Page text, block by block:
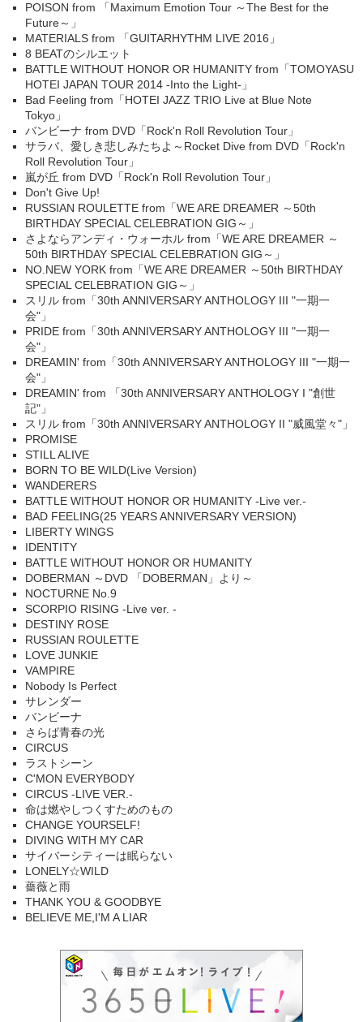
POISON from 「Maximum Emotion Tour ～The Best for the
Future～」
MATERIALS from 「GUITARHYTHM LIVE 2016」
8 BEATのシルエット
BATTLE WITHOUT HONOR OR HUMANITY from「TOMOYASU
HOTEI JAPAN TOUR 2014 -Into the Light-」
Bad Feeling from「HOTEI JAZZ TRIO Live at Blue Note
Tokyo」
バンビーナ from DVD「Rock'n Roll Revolution Tour」
サラバ、愛しき悲しみたちよ～Rocket Dive from DVD「Rock'n
Roll Revolution Tour」
嵐が丘 from DVD「Rock'n Roll Revolution Tour」
Don't Give Up!
RUSSIAN ROULETTE from「WE ARE DREAMER ～50th
BIRTHDAY SPECIAL CELEBRATION GIG～」
さよならアンディ・ウォーホル from「WE ARE DREAMER ～
50th BIRTHDAY SPECIAL CELEBRATION GIG～」
NO.NEW YORK from「WE ARE DREAMER ～50th BIRTHDAY
SPECIAL CELEBRATION GIG～」
スリル from「30th ANNIVERSARY ANTHOLOGY III "一期一
会"」
PRIDE from「30th ANNIVERSARY ANTHOLOGY III "一期一
会"」
DREAMIN' from「30th ANNIVERSARY ANTHOLOGY III "一期一
会"」
DREAMIN' from 「30th ANNIVERSARY ANTHOLOGY I "創世
記"」
スリル from「30th ANNIVERSARY ANTHOLOGY II "威風堂々"」
PROMISE
STILL ALIVE
BORN TO BE WILD(Live Version)
WANDERERS
BATTLE WITHOUT HONOR OR HUMANITY -Live ver.-
BAD FEELING(25 YEARS ANNIVERSARY VERSION)
LIBERTY WINGS
IDENTITY
BATTLE WITHOUT HONOR OR HUMANITY
DOBERMAN ～DVD 「DOBERMAN」より～
NOCTURNE No.9
SCORPIO RISING -Live ver. -
DESTINY ROSE
RUSSIAN ROULETTE
LOVE JUNKIE
VAMPIRE
Nobody Is Perfect
サレンダー
バンビーナ
さらば青春の光
CIRCUS
ラストシーン
C'MON EVERYBODY
CIRCUS -LIVE VER.-
命は燃やしつくすためのもの
CHANGE YOURSELF!
DIVING WITH MY CAR
サイバーシティーは眠らない
LONELY☆WILD
薔薇と雨
THANK YOU & GOODBYE
BELIEVE ME,I'M A LIAR